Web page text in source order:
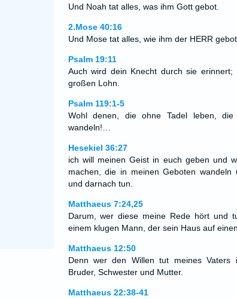
Und Noah tat alles, was ihm Gott gebot.
2.Mose 40:16
Und Mose tat alles, wie ihm der HERR
Psalm 19:11
Auch wird dein Knecht durch sie
großen Lohn.
Psalm 119:1-5
Wohl denen, die ohne Tadel leben,
wandeln!…
Hesekiel 36:27
ich will meinen Geist in euch geben und
machen, die in meinen Geboten wandeln
und darnach tun.
Matthaeus 7:24,25
Darum, wer diese meine Rede hört und
einem klugen Mann, der sein Haus auf
Matthaeus 12:50
Denn wer den Willen tut meines
Bruder, Schwester und Mutter.
Matthaeus 22:38-41